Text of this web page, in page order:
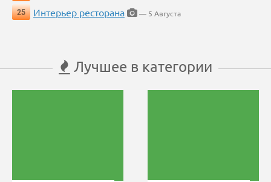
25
Интерьер ресторана — 5 Августа
Лучшее в категории